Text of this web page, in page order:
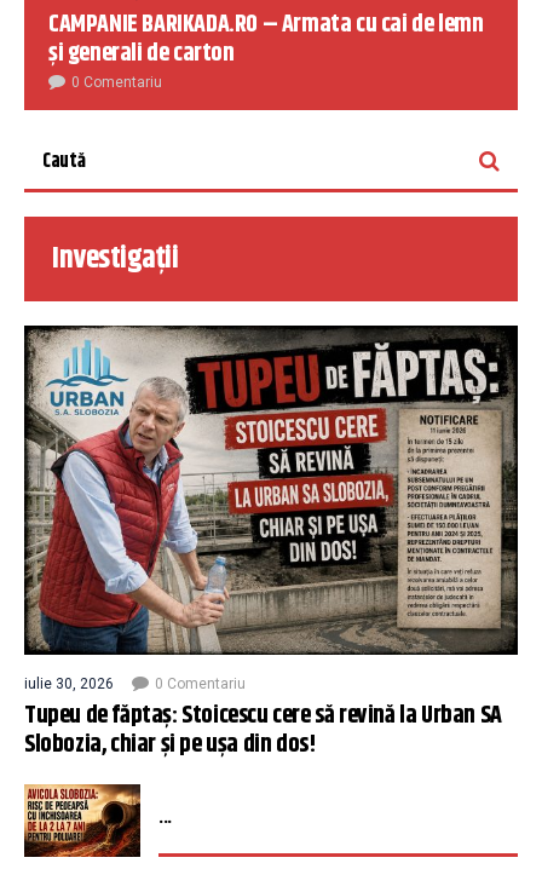
CAMPANIE BARIKADA.RO – Armata cu cai de lemn
și generali de carton
0 Comentariu
Investigații
iulie 30, 2026 0 Comentariu
Tupeu de făptaș: Stoicescu cere să revină la Urban SA
Slobozia, chiar și pe ușa din dos!
...